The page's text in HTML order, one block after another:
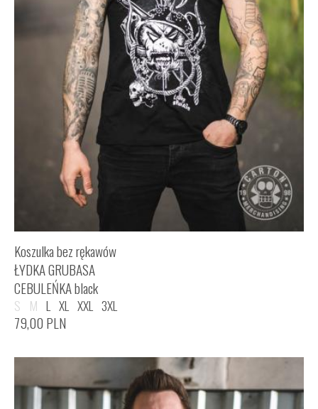
Koszulka bez rękawów
ŁYDKA GRUBASA
CEBULEŃKA black
S M L XL XXL 3XL
79,00 PLN